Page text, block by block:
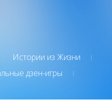
Истории из Жизни
дзен-игры